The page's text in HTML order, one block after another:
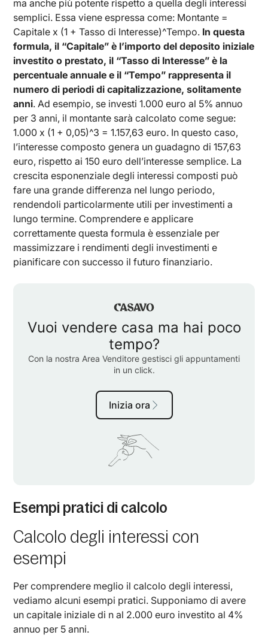
ma anche più potente rispetto a quella degli interessi
semplici. Essa viene espressa come: Montante =
Capitale x (1 + Tasso di Interesse)^Tempo. In questa
formula, il “Capitale” è l’importo del deposito iniziale
investito o prestato, il “Tasso di Interesse” è la
percentuale annuale e il “Tempo” rappresenta il
numero di periodi di capitalizzazione, solitamente
anni. Ad esempio, se investi 1.000 euro al 5% annuo
per 3 anni, il montante sarà calcolato come segue:
1.000 x (1 + 0,05)^3 = 1.157,63 euro. In questo caso,
l’interesse composto genera un guadagno di 157,63
euro, rispetto ai 150 euro dell’interesse semplice. La
crescita esponenziale degli interessi composti può
fare una grande differenza nel lungo periodo,
rendendoli particolarmente utili per investimenti a
lungo termine. Comprendere e applicare
correttamente questa formula è essenziale per
massimizzare i rendimenti degli investimenti e
pianificare con successo il futuro finanziario.
Esempi pratici di calcolo
Calcolo degli interessi con
esempi
Per comprendere meglio il calcolo degli interessi,
vediamo alcuni esempi pratici. Supponiamo di avere
un capitale iniziale di n al 2.000 euro investito al 4%
annuo per 5 anni.